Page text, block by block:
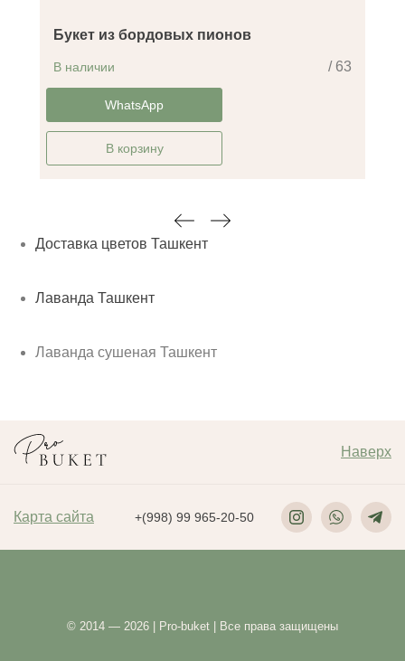
Букет из бордовых пионов
/ 63
В наличии
-30%WhatsApp
В корзину
Доставка цветов Ташкент
Лаванда Ташкент
Лаванда сушеная Ташкент
Наверх
Карта сайта +(998) 99 965-20-50
© 2014 — 2026 | Pro-buket | Все права защищены